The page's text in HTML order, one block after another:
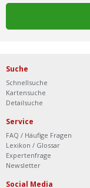
Suche
Schnellsuche
Kartensuche
Detailsuche
Service
FAQ / Häufige Fragen
Lexikon / Glossar
Expertenfrage
Newsletter
Social Media